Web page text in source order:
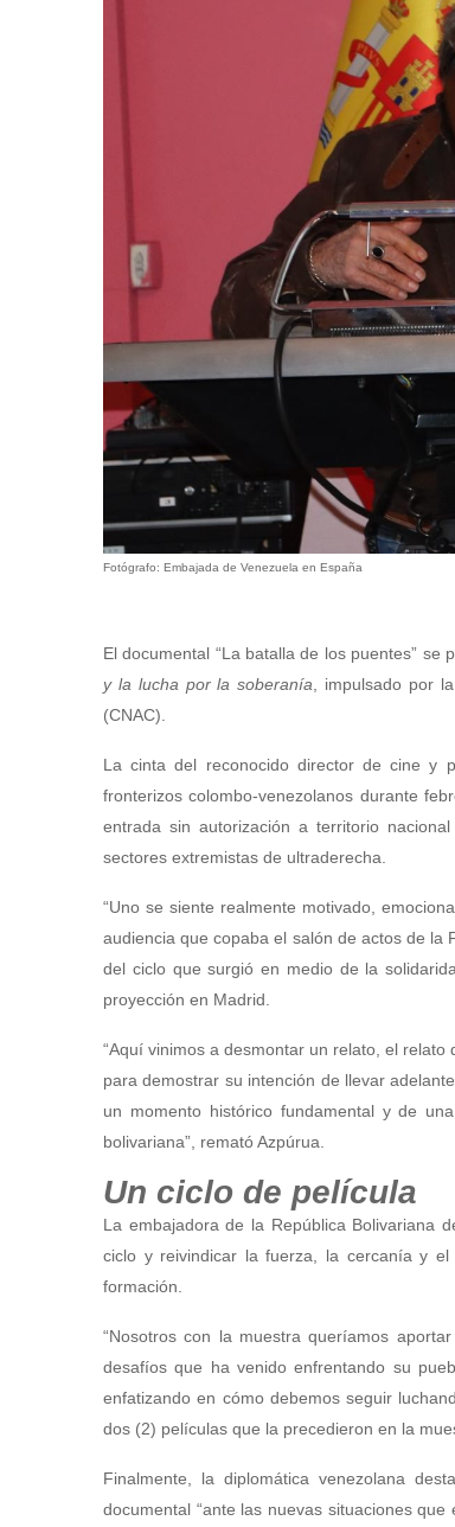
Fotógrafo: Embajada de Venezuela en España
El documental “La batalla de los puentes”
y la lucha por la soberanía , impulsado por
(CNAC).
La cinta del reconocido director de cine y
fronterizos colombo-venezolanos durante
entrada sin autorización a territorio
sectores extremistas de ultraderecha.
“Uno se siente realmente motivado,
audiencia que copaba el salón de actos de la
del ciclo que surgió en medio de la
proyección en Madrid.
“Aquí vinimos a desmontar un relato, el
para demostrar su intención de llevar
un momento histórico fundamental y de
bolivariana”, remató Azpúrua.
Un ciclo de película
La embajadora de la República Bolivariana
ciclo y reivindicar la fuerza, la cercanía y
formación.
“Nosotros con la muestra queríamos
desafíos que ha venido enfrentando su
enfatizando en cómo debemos seguir
dos (2) películas que la precedieron en la
Finalmente, la diplomática venezolana
documental “ante las nuevas situaciones